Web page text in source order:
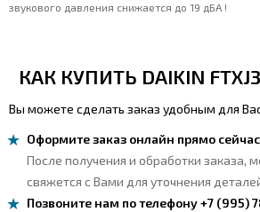
звукового давления снижается до 19 дБА !
КАК КУПИТЬ DAIKIN
Вы можете сделать заказ удобным для
Оформите заказ онлайн прямо сейчас
После получения и обработки заказа,
свяжется с Вами для уточнения
Позвоните нам по телефону +7 (995)